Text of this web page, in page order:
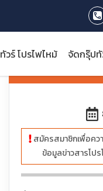
ทัวร์ โปรไฟไหม้ จัดกรุ๊ปทั
บาท
สมัครสมาชิกเพื่อควา
ข้อมูลข่าวสารโป